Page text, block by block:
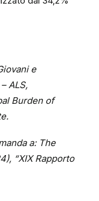
e
ALS,
Burden of
a: The
“XIX Rapporto